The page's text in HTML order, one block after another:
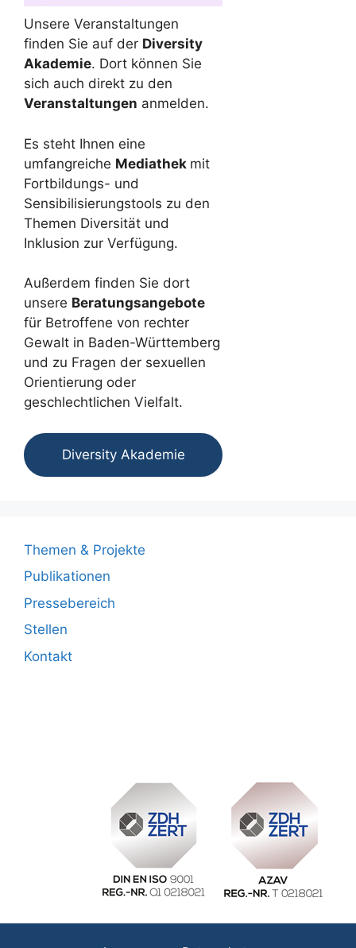
Unsere Veranstaltungen
finden Sie auf der Diversity
Akademie. Dort können Sie
sich auch direkt zu den
Veranstaltungen anmelden.
Es steht Ihnen eine
umfangreiche Mediathek mit
Fortbildungs- und
Sensibilisierungstools zu den
Themen Diversität und
Inklusion zur Verfügung.
Außerdem finden Sie dort
unsere Beratungsangebote
für Betroffene von rechter
Gewalt in Baden-Württemberg
und zu Fragen der sexuellen
Orientierung oder
geschlechtlichen Vielfalt.
Diversity Akademie
Themen & Projekte
Publikationen
Pressebereich
Stellen
Kontakt